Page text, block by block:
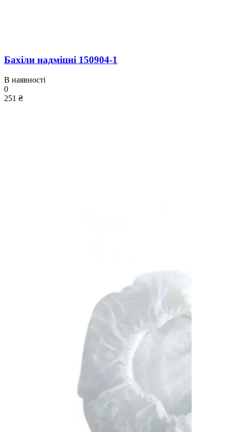
Бахіли надміцні 150904-1
В наявності
0
251 ₴